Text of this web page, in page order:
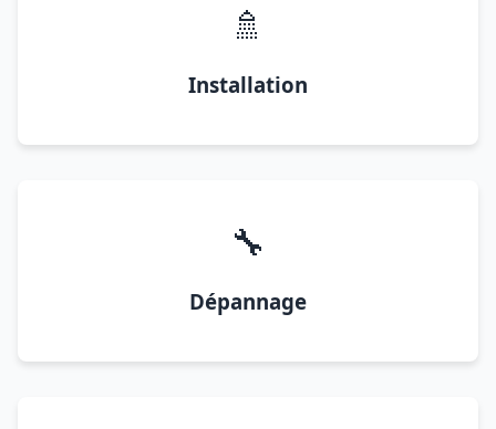
🚿
Installation
🔧
Dépannage